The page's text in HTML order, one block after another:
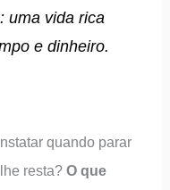
uma vida rica
e dinheiro.
quando parar
resta?O que